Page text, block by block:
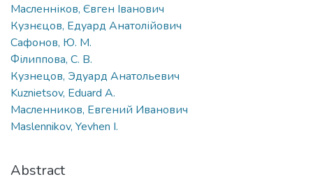
Масленніков, Євген Іванович
Кузнєцов, Едуард Анатолійович
Сафонов, Ю. М.
Філиппова, С. В.
Кузнецов, Эдуард Анатольевич
Kuznietsov, Eduard A.
Масленников, Евгений Иванович
Maslennikov, Yevhen I.
Abstract